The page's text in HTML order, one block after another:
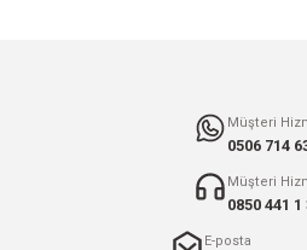
Müşteri
0506 714
Müşteri
0850 441 1
E-posta